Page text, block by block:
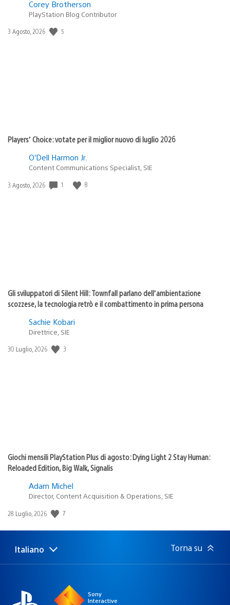
Corey Brotherson
PlayStation Blog Contributor
Data
3 Agosto, 2026 5
Players’ Choice: votate per il miglior nuovo di luglio 2026
O’Dell Harmon Jr.
Content Communications Specialist, SIE
Data
3 Agosto, 2026 1 8
Gli sviluppatori di Silent Hill: Townfall parlano dell’ambientazione
scozzese, la tecnologia retrò e il combattimento in prima persona
Sachie Kobari
Direttrice, SIE
Data
30 Luglio, 2026 3
Giochi mensili PlayStation Plus di agosto: Dying Light 2 Stay Human:
Reloaded Edition, Big Walk, Signalis
Adam Michel
Director, Content Acquisition & Operations, SIE
Data
pubblicazione:
28 Luglio, 2026 7
Seleziona
Regione
Italiano Torna su
Sony
Interactive